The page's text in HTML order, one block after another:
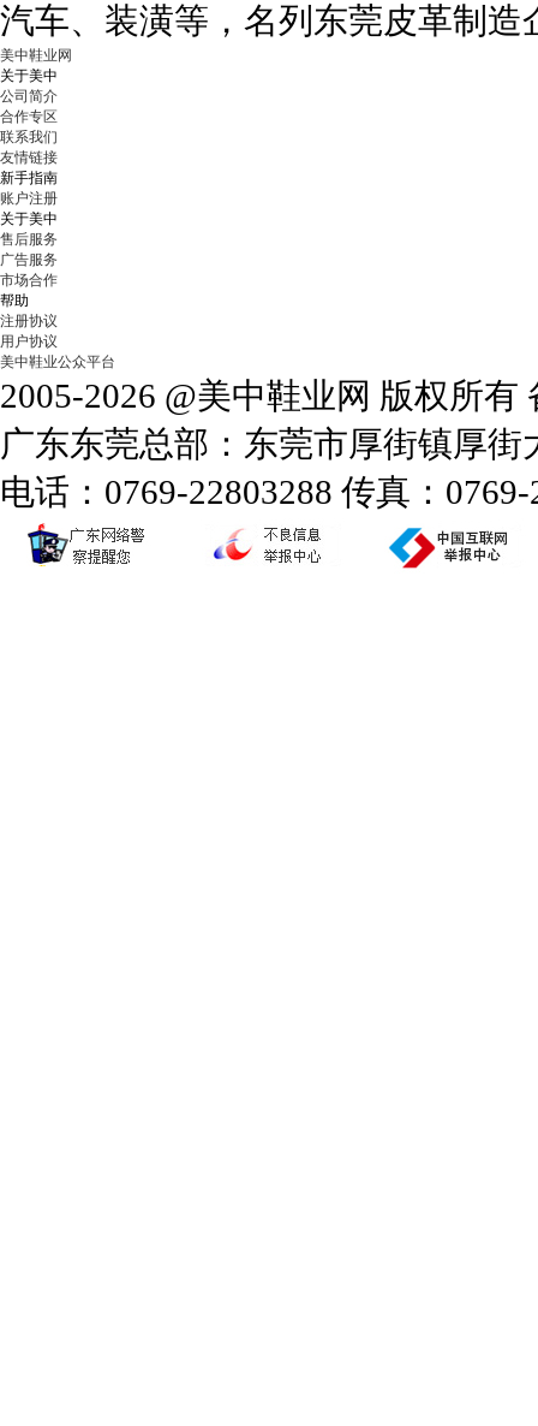
汽车、装潢等，名列东莞皮革制造
美中鞋业网
关于美中
公司简介
合作专区
联系我们
友情链接
新手指南
账户注册
关于美中
售后服务
广告服务
市场合作
帮助
注册协议
用户协议
美中鞋业公众平台
2005-2026 @美中鞋业网 版权所有
广东东莞总部：东莞市厚街镇厚
电话：0769-22803288 传真：0769-